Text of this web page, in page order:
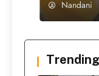
Nandani